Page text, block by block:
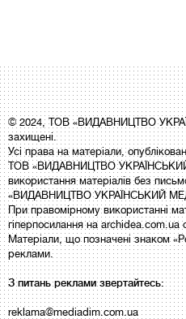
© 2024, ТОВ «ВИДАВНИЦТВО
захищені.
Усі права на матеріали,
ТОВ «ВИДАВНИЦТВО
використання матеріалів без
«ВИДАВНИЦТВО УКРАЇНСЬКИЙ
При правомірному використанні
гіперпосилання на archidea.com.ua
Матеріали, що позначені знаком
реклами.
З питань реклами звертайтесь:
reklama@mediadim.com.ua